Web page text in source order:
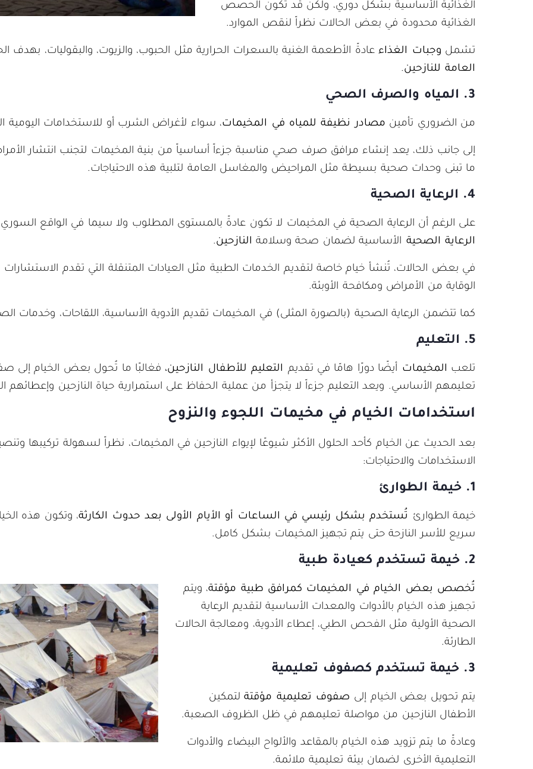
الغذائية الأساسية بشكل دوري، ولكن قد تكون الحصص
الغذائية محدودة في بعض الحالات نظراً لنقص الموارد.
تشمل وجبات الغذاءعادةً الأطعمة الغنية بالسعرات الحرارية مثل الحبوب، والزيوت، والبقوليات،
العامة للنازحين.
3. المياه والصرف الصحي
من الضروري تأمين مصادر نظيفة للمياه في المخيمات، سواء لأغراض الشرب أو للاستخدامات
إلى جانب ذلك، يعد إنشاء مرافق صرف صحي مناسبة جزءاً أساسياً من بنية المخيمات لتجنب انتشار
ما تبنى وحدات صحية بسيطة مثل المراحيض والمغاسل العامة لتلبية هذه الاحتياجات.
4. الرعاية الصحية
على الرغم أن الرعاية الصحية في المخيمات لا تكون عادةً بالمستوى المطلوب ولا سيما في الواقع
الرعاية الصحية الأساسية لضمان صحة وسلامة النازحين.
في بعض الحالات، تُنشأ خيام خاصة لتقديم الخدمات الطبية مثل العيادات المتنقلة التي تقدم
الوقاية من الأمراض ومكافحة الأوبئة.
كما تتضمن الرعاية الصحية (بالصورة المثلى) في المخيمات تقديم الأدوية الأساسية، اللقاحات، وخدمات
5. التعليم
تلعب المخيمات أيضًا دورًا هامًا في تقديم التعليم للأطفال النازحين، فغالبًا ما تُحول بعض الخيام إلى
تعليمهم الأساسي. ويعد التعليم جزءاً لا يتجزأ من عملية الحفاظ على استمرارية حياة النازحين وإعطائهم
استخدامات الخيام في مخيمات اللجوء والنزوح
بعد الحديث عن الخيام كأحد الحلول الأكثر شيوعًا لإيواء النازحين في المخيمات، نظراً لسهولة تركيبها
الاستخدامات والاحتياجات:
1. خيمة الطوارئ
خيمة الطوارئ تُستخدم بشكل رئيسي في الساعات أو الأيام الأولى بعد حدوث الكارثة، وتكون هذه
سريع للأسر النازحة حتى يتم تجهيز المخيمات بشكل كامل.
2. خيمة تستخدم كعيادة طبية
تُخصص بعض الخيام في المخيمات كمرافق طبية مؤقتة، ويتم
تجهيز هذه الخيام بالأدوات والمعدات الأساسية لتقديم الرعاية
الصحية الأولية مثل الفحص الطبي، إعطاء الأدوية، ومعالجة الحالات
الطارئة.
3. خيمة تستخدم كصفوف تعليمية
يتم تحويل بعض الخيام إلى صفوف تعليمية مؤقتةلتمكين
الأطفال النازحين من مواصلة تعليمهم في ظل الظروف الصعبة.
وعادةً ما يتم تزويد هذه الخيام بالمقاعد والألواح البيضاء والأدوات
التعليمية الأخرى لضمان بيئة تعليمية ملائمة.